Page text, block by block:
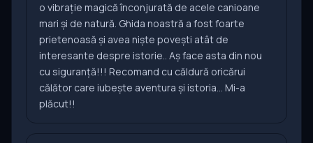
o vibrație magică înconjurată de acele canioane
mari și de natură. Ghida noastră a fost foarte
prietenoasă și avea niște povești atât de
interesante despre istorie.. Aș face asta din nou
cu siguranță!!! Recomand cu căldură oricărui
călător care iubește aventura și istoria... Mi-a
plăcut!!